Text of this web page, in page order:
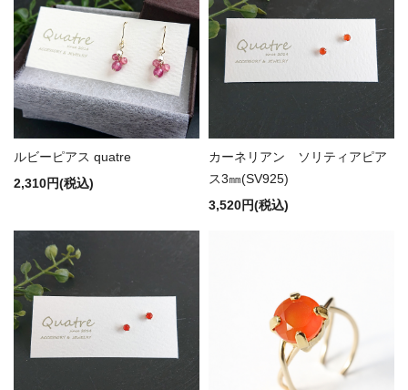
ルビーピアス quatre
2,310円(税込)
カーネリアン ソリティアピア
ス3㎜(SV925)
3,520円(税込)